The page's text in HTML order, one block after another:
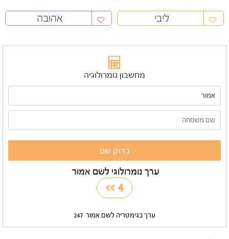
ליבי אהובה
מחשבון נומרולוגיה
ערך נומרולוגי לשם אמור
4
>>
ערך בגימטריה לשם אמור 247